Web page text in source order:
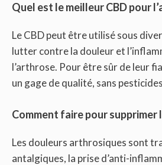
Quel est le meilleur CBD pour
Le CBD peut être utilisé sous
lutter contre la douleur et
l’arthrose. Pour être sûr de leur
un gage de qualité, sans
Comment faire pour supprimer
Les douleurs arthrosiques sont
antalgiques, la prise d’anti-